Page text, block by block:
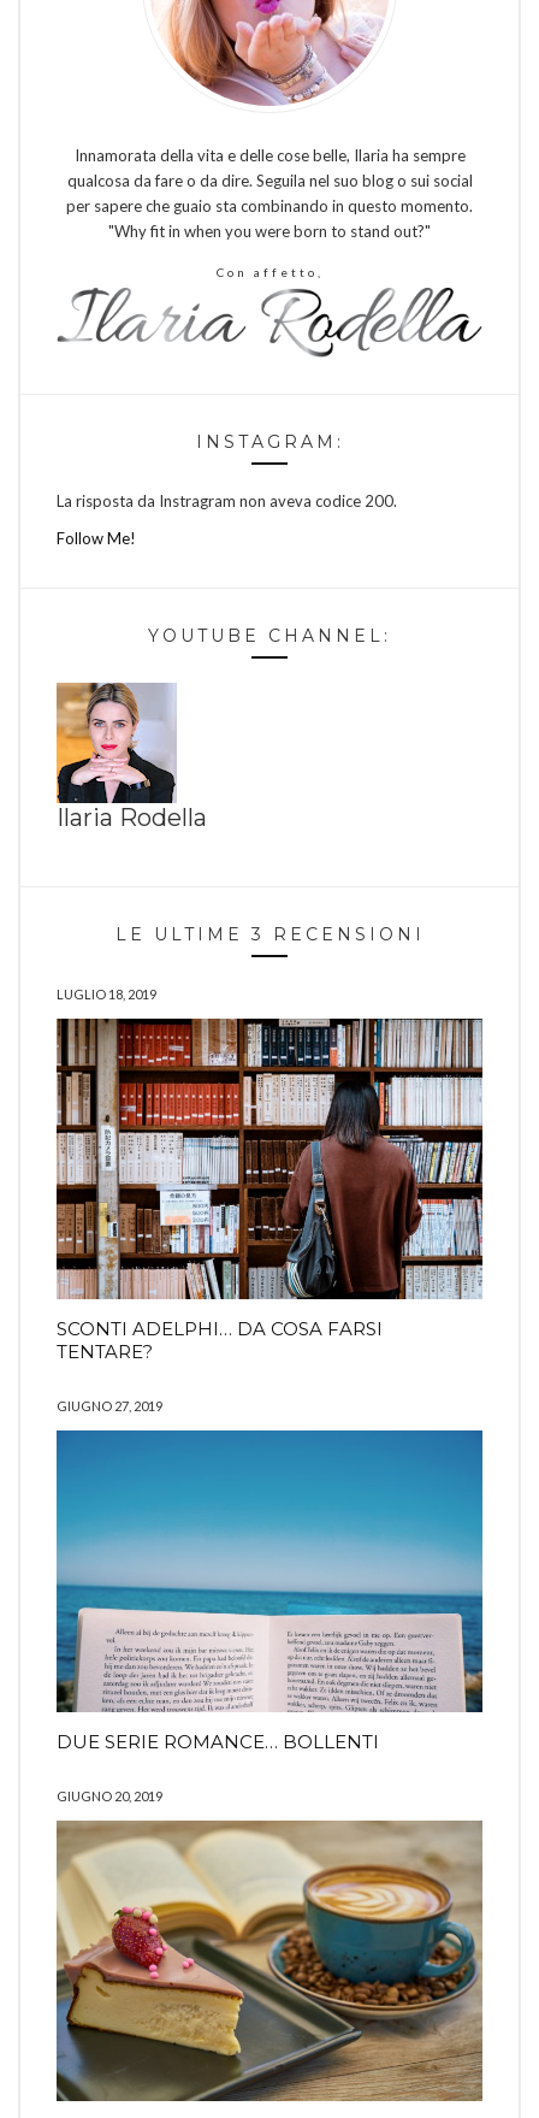
Innamorata della vita e delle cose belle, Ilaria ha sempre
qualcosa da fare o da dire. Seguila nel suo blog o sui social
per sapere che guaio sta combinando in questo momento.
"Why fit in when you were born to stand out?"
Con affetto,
INSTAGRAM:
La risposta da Instragram non aveva codice 200.
Follow Me!
YOUTUBE CHANNEL:
Ilaria Rodella
LE ULTIME 3 RECENSIONI
LUGLIO 18, 2019
SCONTI ADELPHI… DA COSA FARSI
TENTARE?
GIUGNO 27, 2019
DUE SERIE ROMANCE… BOLLENTI
GIUGNO 20, 2019